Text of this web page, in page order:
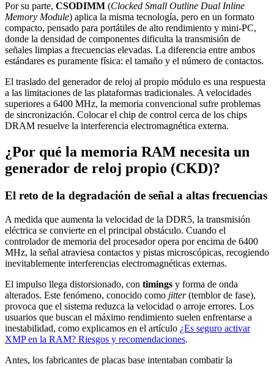
Por su parte, CSODIMM (Clocked Small Outline Dual Inline
Memory Module) aplica la misma tecnología, pero en un formato
compacto, pensado para portátiles de alto rendimiento y mini-PC,
donde la densidad de componentes dificulta la transmisión de
señales limpias a frecuencias elevadas. La diferencia entre ambos
estándares es puramente física: el tamaño y el número de contactos.
El traslado del generador de reloj al propio módulo es una respuesta
a las limitaciones de las plataformas tradicionales. A velocidades
superiores a 6400 MHz, la memoria convencional sufre problemas
de sincronización. Colocar el chip de control cerca de los chips
DRAM resuelve la interferencia electromagnética externa.
¿Por qué la memoria RAM necesita un
generador de reloj propio (CKD)?
El reto de la degradación de señal a altas frecuencias
A medida que aumenta la velocidad de la DDR5, la transmisión
eléctrica se convierte en el principal obstáculo. Cuando el
controlador de memoria del procesador opera por encima de 6400
MHz, la señal atraviesa contactos y pistas microscópicas, recogiendo
inevitablemente interferencias electromagnéticas externas.
El impulso llega distorsionado, con timings y forma de onda
alterados. Este fenómeno, conocido como jitter(temblor de fase),
provoca que el sistema reduzca la velocidad o arroje errores. Los
usuarios que buscan el máximo rendimiento suelen enfrentarse a
inestabilidad, como explicamos en el artículo ¿Es seguro activar
XMP en la RAM? Riesgos y recomendaciones.
Antes, los fabricantes de placas base intentaban combatir la